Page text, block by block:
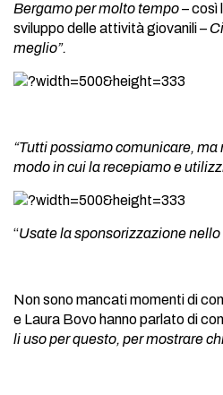
Bergamo per molto tempo– così
sviluppo delle attività giovanili –
meglio”.
“Tutti possiamo comunicare,
modo in cui la recepiamo e
“Usate la sponsorizzazione
Non sono mancati momenti di
e Laura Bovo hanno parlato di
li uso per questo, per mostrare